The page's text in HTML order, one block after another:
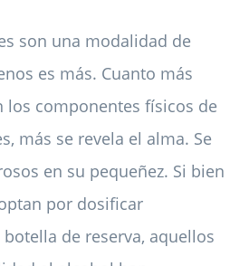
son una modalidad de
es más. Cuanto más
los componentes físicos de
más se revela el alma. Se
en su pequeñez. Si bien
por dosificar
de reserva, aquellos